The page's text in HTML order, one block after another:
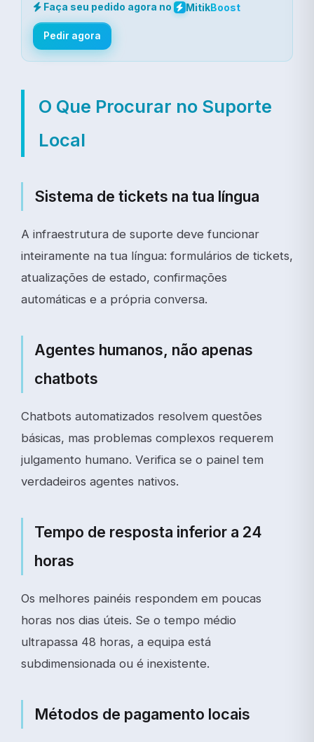
Faça seu pedido agora no MitikBoost
Pedir agora
O Que Procurar no Suporte
Local
Sistema de tickets na tua língua
A infraestrutura de suporte deve funcionar
inteiramente na tua língua: formulários de tickets,
atualizações de estado, confirmações
automáticas e a própria conversa.
Agentes humanos, não apenas
chatbots
Chatbots automatizados resolvem questões
básicas, mas problemas complexos requerem
julgamento humano. Verifica se o painel tem
verdadeiros agentes nativos.
Tempo de resposta inferior a 24
horas
Os melhores painéis respondem em poucas
horas nos dias úteis. Se o tempo médio
ultrapassa 48 horas, a equipa está
subdimensionada ou é inexistente.
Métodos de pagamento locais